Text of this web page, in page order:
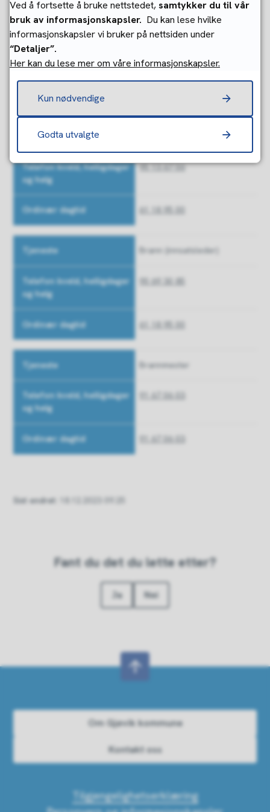
frostskader, som følge av arbeider på det offentlige
hovednettet .
Ta kontakt med oss
Hvis vannet ikke er klart etter at du har latt det renne i 30
minutter bør du kontakte oss.
Tjeneste
Telefon kveld,
helligdager og
helg
Ordinær dagtid
95 13 67 06
61 18 95 00
Brann (innsatsleder)
90 69 30 85
61 18 95 00
Brannmester
91 67 06 03
91 67 06 03
Sist endret 18.12.2023 09.25
Fant du det du lette etter?
Ja Nei
Om Gjøvik kommune
Kontakt oss
Tilgjengelighetserklæring
Ved å fortsette å bruke nettstedet,samtykker du til vår
bruk av informasjonskapsler. Du kan lese hvilke
informasjonskapsler vi bruker på nettsiden under
“Detaljer”.
Her kan du lese mer om våre informasjonskapsler.
Kun nødvendige
Godta utvalgte